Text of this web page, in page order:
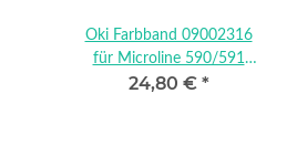
Oki Farbband 09002316
für Microline 590/591
Elite
24,80 € *